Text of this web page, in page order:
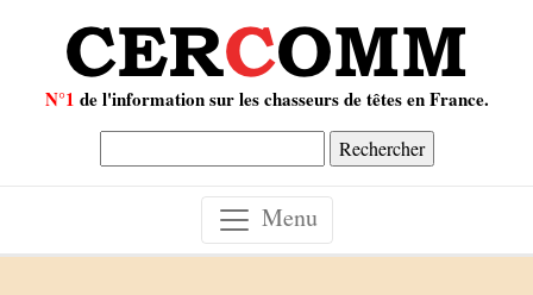
N°1 de l'information sur les chasseurs de têtes en France.
Menu